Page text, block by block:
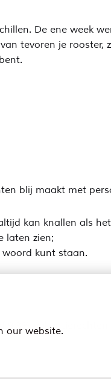
our website.
De ene week
tevoren je rooster,
blij maakt met
kan knallen als
laten zien;
woord kunt staan.
vakantierechten